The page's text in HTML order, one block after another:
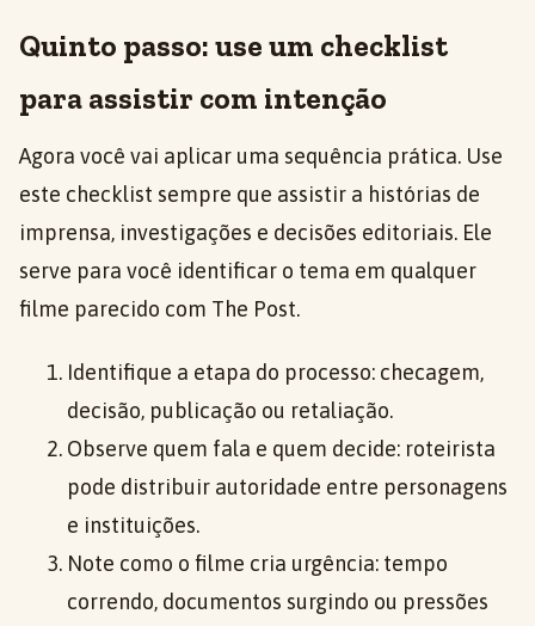
Quinto passo: use um checklist
para assistir com intenção
Agora você vai aplicar uma sequência prática. Use
este checklist sempre que assistir a histórias de
imprensa, investigações e decisões editoriais. Ele
serve para você identificar o tema em qualquer
filme parecido com The Post.
Identifique a etapa do processo: checagem,
decisão, publicação ou retaliação.
Observe quem fala e quem decide: roteirista
pode distribuir autoridade entre personagens
e instituições.
Note como o filme cria urgência: tempo
correndo, documentos surgindo ou pressões